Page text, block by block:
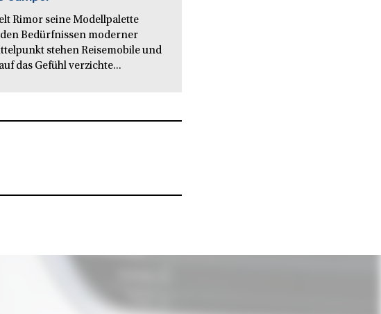
Rimor seine Modellpalette
Bedürfnissen moderner
stehen Reisemobile und
das Gefühl verzichte...